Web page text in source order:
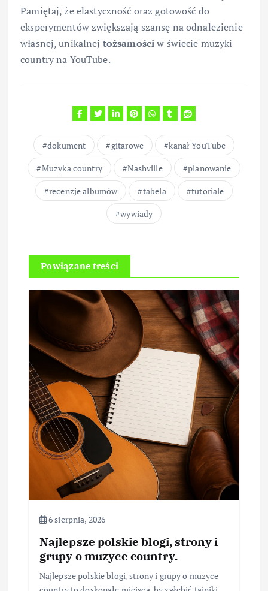
Pamiętaj, że elastyczność oraz gotowość do
eksperymentów zwiększają szansę na odnalezienie
własnej, unikalnej tożsamościw świecie muzyki
country na YouTube.
dokument gitarowe
kanał YouTube
Muzyka country
Nashville
planowanie
recenzje albumów
tabela
tutoriale
wywiady
Powiązane treści
6 sierpnia, 2026
Najlepsze polskie blogi, strony i
grupy o muzyce country.
Najlepsze polskie blogi, strony i grupy o muzyce